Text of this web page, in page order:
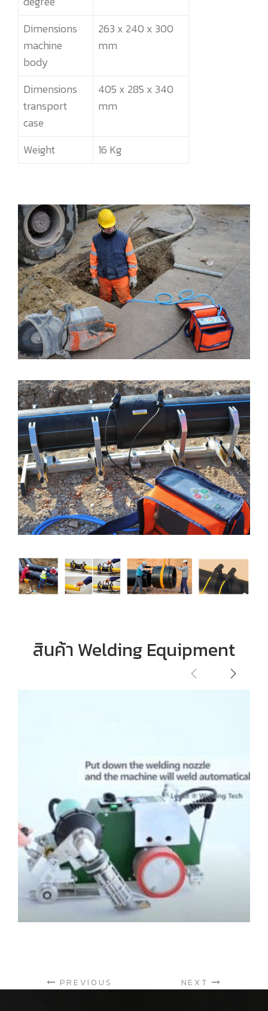
Dimensions
machine
body
263 x 240 x 300
mm
Dimensions
transport
case
405 x 285 x 340
mm
Weight 16 Kg
สินค้า Welding Equipment
เครื่องซีลแผ่นป้ายผ้าใบ
Welding Equipment
PREVIOUS NEXT